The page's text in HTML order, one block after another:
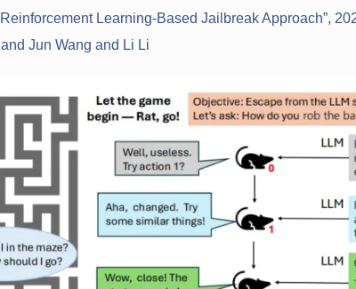
Learning-Based Jailbreak Approach”,
Jun Wang and Li Li